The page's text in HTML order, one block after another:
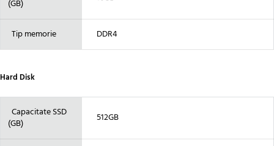
(GB)
Tip memorie DDR4
Hard Disk
Capacitate SSD
(GB)
512GB